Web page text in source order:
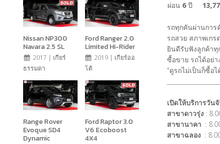
Nissan NP300
Navara 2.5 SL
2017 | เกียร์
ธรรมดา
Ford Ranger 2.0
Limited Hi-Rider
2019 | เกียร์ออ
โต้
Range Rover
Evoque SD4
Dynamic
Ford Raptor 3.0
V6 Ecoboost
4X4
ผ่อน 6 ปี
รถทุกคันผ่านกา
รถสวย สภาพเกร
ยินดีรับฟังลูกค้าทุ
ซื้อขาย รถได้อย่
"ดูรถไม่เป็นก็ซื้อ
เปิดให้บริการวัน
สาขาดาวรุ่ง :
สาขานาคา :
สาขาฉลอง :